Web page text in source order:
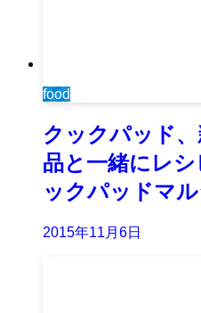
food
クックパッド
品と一緒にレ
ックパッドマ
2015年11月6日